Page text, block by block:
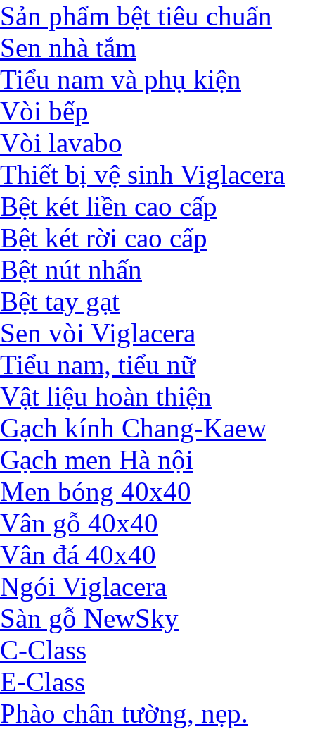
Sản phẩm bệt tiêu chuẩn
Sen nhà tắm
Tiểu nam và phụ kiện
Vòi bếp
Vòi lavabo
Thiết bị vệ sinh Viglacera
Bệt két liền cao cấp
Bệt két rời cao cấp
Bệt nút nhấn
Bệt tay gạt
Sen vòi Viglacera
Tiểu nam, tiểu nữ
Vật liệu hoàn thiện
Gạch kính Chang-Kaew
Gạch men Hà nội
Men bóng 40x40
Vân gỗ 40x40
Vân đá 40x40
Ngói Viglacera
Sàn gỗ NewSky
C-Class
E-Class
Phào chân tường, nẹp.